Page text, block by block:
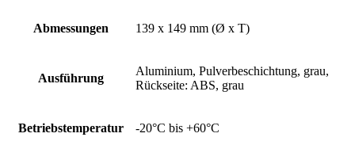
Abmessungen 139 x 149 mm (Ø x T)
Ausführung
Aluminium, Pulverbeschichtung, grau,
Rückseite: ABS, grau
Betriebstemperatur -20°C bis +60°C